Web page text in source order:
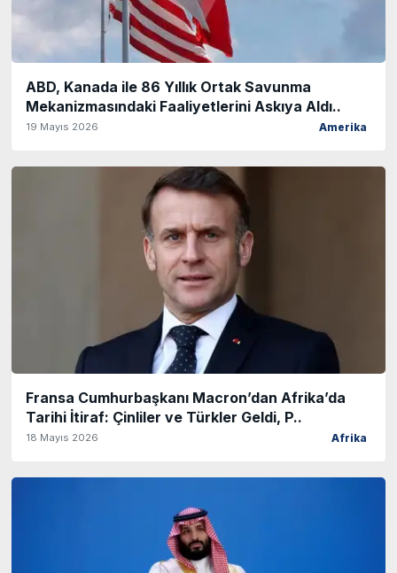
ABD, Kanada ile 86 Yıllık Ortak Savunma
Mekanizmasındaki Faaliyetlerini Askıya Aldı..
19 Mayıs 2026 Amerika
Fransa Cumhurbaşkanı Macron’dan Afrika’da
Tarihi İtiraf: Çinliler ve Türkler Geldi, P..
18 Mayıs 2026 Afrika